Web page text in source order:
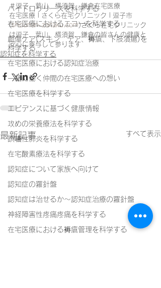
ハイドロリリースを科学する
在宅医療におけるエコーを科学する
創傷ケア(スキン テア、褥瘡、下肢潰瘍)を
科学する
在宅医療における認知症治療
一緒に働く仲間の在宅医療への想い
在宅医療を科学する
エビデンスに基づく健康情報
攻めの栄養療法を科学する
誤嚥性肺炎を科学する
在宅酸素療法を科学する
認知症について家族へ向けて
認知症の羅針盤
認知症は治せるか～認知症治療の羅針盤
神経障害性疼痛疼痛を科学する
在宅医療における褥瘡管理を科学する
＃逗子、葉山、横須賀、鎌倉在宅医療
在宅医療 | さくら在宅クリニック | 逗子市
(shounan-zaitaku.com)さくら在宅クリニック
は逗子、葉山、横須賀、鎌倉の皆さんの健康と
安心に寄与して参ります
認知症を科学する
最新記事 すべて表示